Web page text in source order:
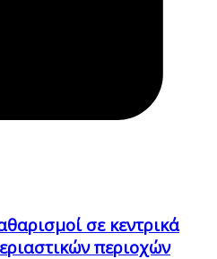
σε κεντρικά
περιοχών